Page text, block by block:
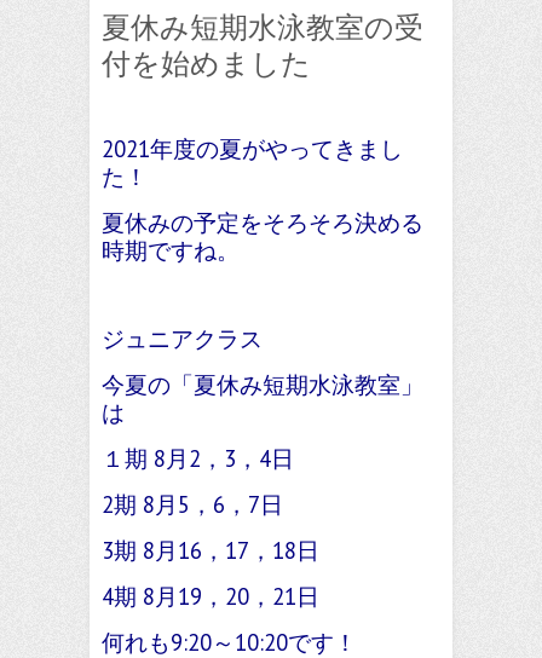
夏休み短期水泳教室の受
付を始めました
2021年度の夏がやってきまし
た！
夏休みの予定をそろそろ決める
時期ですね。
ジュニアクラス
今夏の「夏休み短期水泳教室」
は
１期 8月2，3，4日
2期 8月5，6，7日
3期 8月16，17，18日
4期 8月19，20，21日
何れも9:20～10:20です！